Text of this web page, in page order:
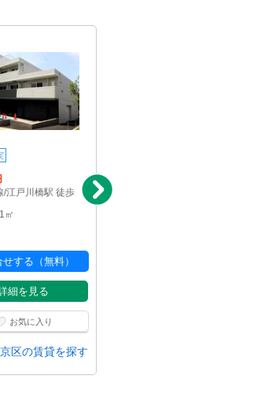
/江戸川橋駅 徒歩
㎡
する（無料）
細を見る
お気に入り
有楽町線/江戸川橋駅 徒歩
区の賃貸を探す